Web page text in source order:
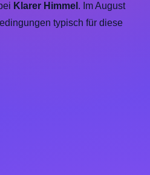
Klarer Himmel . Im August
typisch für diese